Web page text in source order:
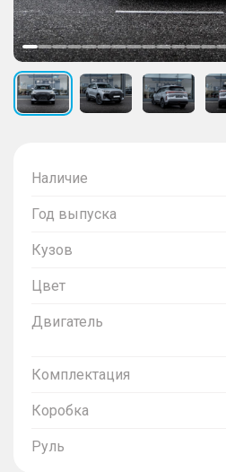
Наличие
Год выпуска
Кузов
Цвет
Двигатель
Комплектация
Коробка
Руль